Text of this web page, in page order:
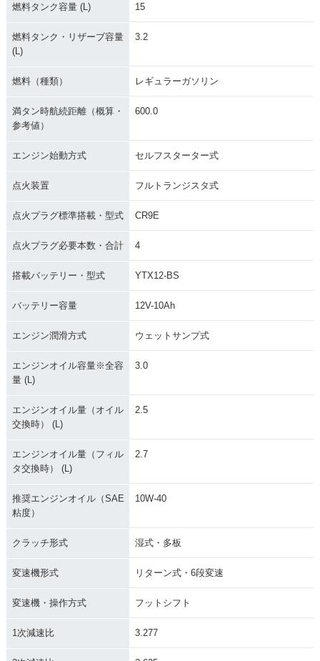
燃料タンク容量 (L) 15
燃料タンク・リザーブ容量
(L)
3.2
燃料（種類） レギュラーガソリン
満タン時航続距離（概算・
参考値）
600.0
エンジン始動方式 セルフスターター式
点火装置 フルトランジスタ式
点火プラグ標準搭載・型式 CR9E
点火プラグ必要本数・合計 4
搭載バッテリー・型式 YTX12-BS
バッテリー容量 12V-10Ah
エンジン潤滑方式 ウェットサンプ式
エンジンオイル容量※全容
量 (L)
3.0
エンジンオイル量（オイル
交換時） (L)
2.5
エンジンオイル量（フィル
タ交換時） (L)
2.7
推奨エンジンオイル（SAE
粘度）
10W-40
クラッチ形式 湿式・多板
変速機形式 リターン式・6段変速
変速機・操作方式 フットシフト
1次減速比 3.277